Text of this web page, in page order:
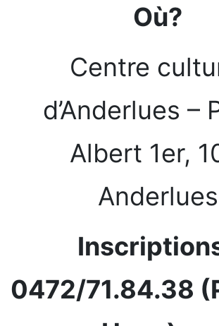
Où?
Centre
d’Anderlues –
Albert 1er,
Anderlues
0472/71.84.38